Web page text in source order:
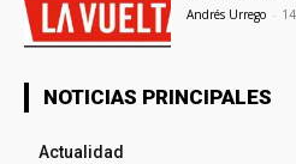
Andrés Urrego -
NOTICIAS PRINCIPALES
Actualidad